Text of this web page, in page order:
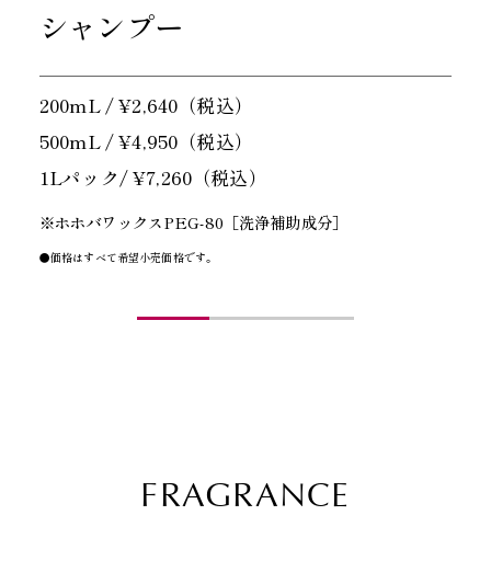
シャンプー
200mL / ¥2,640（税込）
500mL / ¥4,950（税込）
1Lパック/ ¥7,260（税込）
※ホホバワックスPEG-80［洗浄補助成分］
●価格はすべて希望小売価格です。
FRAGRANCE